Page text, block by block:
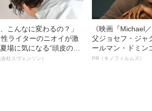
、こんなに変わるの？」
ライターのニオイが激
場に気になる“頭皮のニ
“ベタつき”を解消す
社スヴェンソン）
《映画『Michael
父ジョセフ・ジャ
ールマン・ドミン
ルインタビュー“観
PR（キノフィルムズ）